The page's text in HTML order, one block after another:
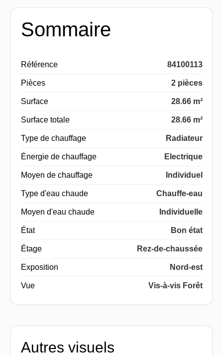
Sommaire
Référence 84100113
Pièces 2 pièces
Surface 28.66 m²
Surface totale 28.66 m²
Type de chauffage Radiateur
Énergie de chauffage Electrique
Moyen de chauffage Individuel
Type d'eau chaude Chauffe-eau
Moyen d'eau chaude Individuelle
État Bon état
Étage Rez-de-chaussée
Exposition Nord-est
Vue Vis-à-vis Forêt
Autres visuels